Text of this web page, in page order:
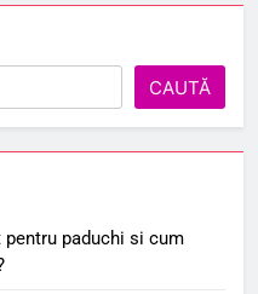
CAUTĂ
paduchi si cum